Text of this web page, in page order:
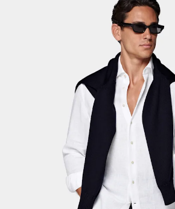
Pantalones de smoking a medida
Camisas de smoking a medida
Cómo funciona